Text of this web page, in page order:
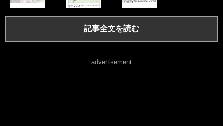
記事全文を読む
advertisement